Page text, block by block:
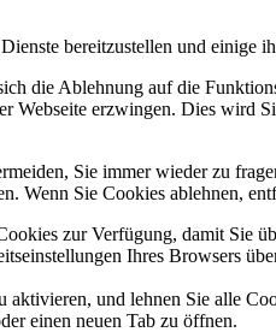
bereitzustellen und einige
die Ablehnung auf die
erzwingen. Dies wird
Sie immer wieder zu
Wenn Sie Cookies ablehnen,
zur Verfügung, damit Sie
Ihres Browsers
und lehnen Sie alle
einen neuen Tab zu öffnen.